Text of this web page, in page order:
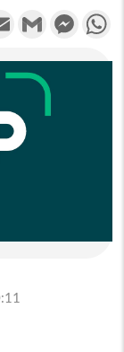
Email Gmail